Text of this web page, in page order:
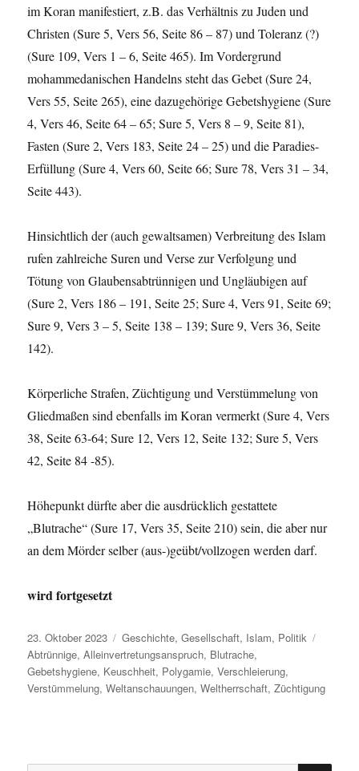
im Koran manifestiert, z.B. das Verhältnis zu Juden und
Christen (Sure 5, Vers 56, Seite 86 – 87) und Toleranz (?)
(Sure 109, Vers 1 – 6, Seite 465). Im Vordergrund
mohammedanischen Handelns steht das Gebet (Sure 24,
Vers 55, Seite 265), eine dazugehörige Gebetshygiene (Sure
4, Vers 46, Seite 64 – 65; Sure 5, Vers 8 – 9, Seite 81),
Fasten (Sure 2, Vers 183, Seite 24 – 25) und die Paradies-
Erfüllung (Sure 4, Vers 60, Seite 66; Sure 78, Vers 31 – 34,
Seite 443).
Hinsichtlich der (auch gewaltsamen) Verbreitung des Islam
rufen zahlreiche Suren und Verse zur Verfolgung und
Tötung von Glaubensabtrünnigen und Ungläubigen auf
(Sure 2, Vers 186 – 191, Seite 25; Sure 4, Vers 91, Seite 69;
Sure 9, Vers 3 – 5, Seite 138 – 139; Sure 9, Vers 36, Seite
142).
Körperliche Strafen, Züchtigung und Verstümmelung von
Gliedmaßen sind ebenfalls im Koran vermerkt (Sure 4, Vers
38, Seite 63-64; Sure 12, Vers 12, Seite 132; Sure 5, Vers
42, Seite 84 -85).
Höhepunkt dürfte aber die ausdrücklich gestattete
„Blutrache“ (Sure 17, Vers 35, Seite 210) sein, die aber nur
an dem Mörder selber (aus-)geübt/vollzogen werden darf.
wird fortgesetzt
Veröffentlicht
am
23. Oktober 2023 Kategorien
Geschichte,Gesellschaft, Islam, Politik
Abtrünnige,Alleinvertretungsanspruch, Blutrache,
Gebetshygiene, Keuschheit, Polygamie,Verschleierung,
Verstümmelung,Weltanschauungen,Weltherrschaft,Züchtigung